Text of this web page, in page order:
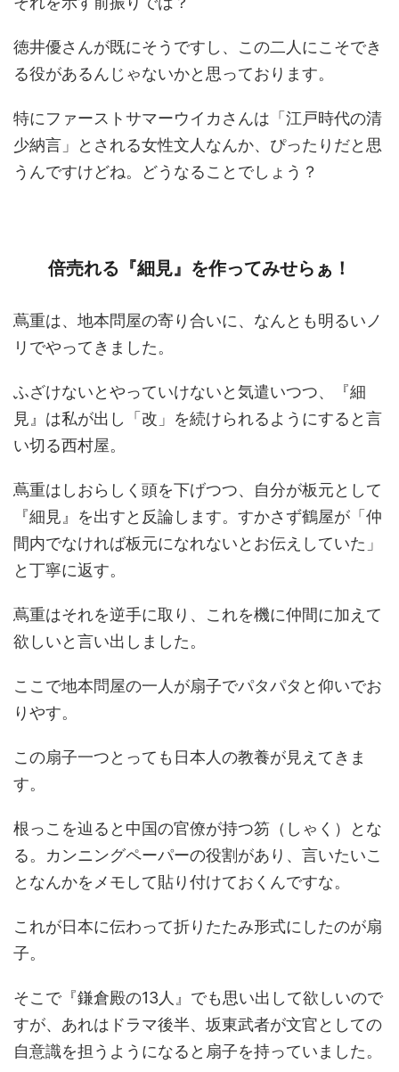
徳井優さんが既にそうですし、この二人にこそでき
る役があるんじゃないかと思っております。
特にファーストサマーウイカさんは「江戸時代の清
少納言」とされる女性文人なんか、ぴったりだと思
うんですけどね。どうなることでしょう？
倍売れる『細見』を作ってみせらぁ！
蔦重は、地本問屋の寄り合いに、なんとも明るいノ
リでやってきました。
ふざけないとやっていけないと気遣いつつ、『細
見』は私が出し「改」を続けられるようにすると言
い切る西村屋。
蔦重はしおらしく頭を下げつつ、自分が板元として
『細見』を出すと反論します。すかさず鶴屋が「仲
間内でなければ板元になれないとお伝えしていた」
と丁寧に返す。
蔦重はそれを逆手に取り、これを機に仲間に加えて
欲しいと言い出しました。
ここで地本問屋の一人が扇子でパタパタと仰いでお
りやす。
この扇子一つとっても日本人の教養が見えてきま
す。
根っこを辿ると中国の官僚が持つ笏（しゃく）とな
る。カンニングペーパーの役割があり、言いたいこ
となんかをメモして貼り付けておくんですな。
これが日本に伝わって折りたたみ形式にしたのが扇
子。
そこで『鎌倉殿の13人』でも思い出して欲しいので
すが、あれはドラマ後半、坂東武者が文官としての
自意識を担うようになると扇子を持っていました。